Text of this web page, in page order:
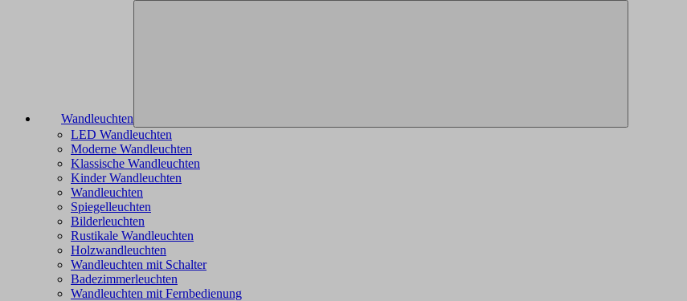
Wandleuchten
LED Wandleuchten
Moderne Wandleuchten
Klassische Wandleuchten
Kinder Wandleuchten
Wandleuchten
Spiegelleuchten
Bilderleuchten
Rustikale Wandleuchten
Holzwandleuchten
Wandleuchten mit Schalter
Badezimmerleuchten
Wandleuchten mit Fernbedienung